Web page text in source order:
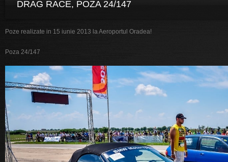
DRAG RACE, POZA 24/147
Poze realizate in 15 iunie 2013 la Aeroportul Oradea!
Poza 24/147